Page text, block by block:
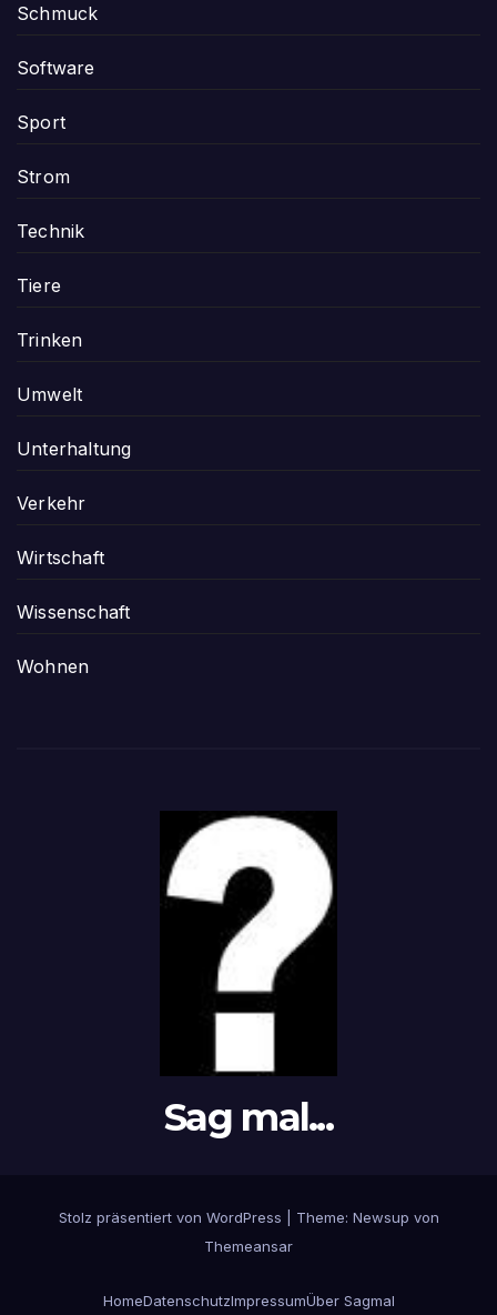
Schmuck
Software
Sport
Strom
Technik
Tiere
Trinken
Umwelt
Unterhaltung
Verkehr
Wirtschaft
Wissenschaft
Wohnen
Sag mal...
Stolz präsentiert von WordPress
Theme: Newsup von
Themeansar
HomeDatenschutzImpressumÜber Sagmal